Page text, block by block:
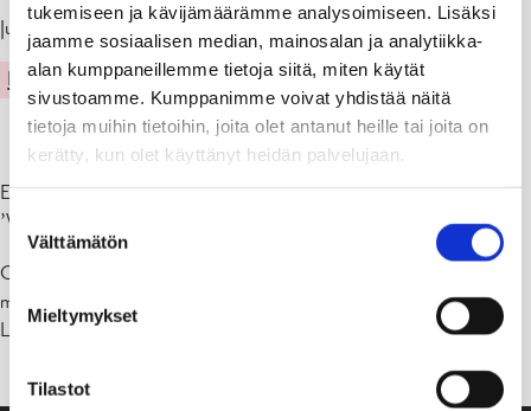
tukemiseen ja kävijämäärämme analysoimiseen. Lisäksi
jaamme sosiaalisen median, mainosalan ja analytiikka-
alan kumppaneillemme tietoja siitä, miten käytät
sivustoamme. Kumppanimme voivat yhdistää näitä
tietoja muihin tietoihin, joita olet antanut heille tai joita on
kerätty, kun olet käyttänyt heidän palvelujaan.
Suostumuksen
valinta
Välttämätön
Mieltymykset
Tilastot
Julkaistu: 20.07.23
KULTTUURI
EMC Salminen
’Värit soivat meissä sisäisesti’
Galleria Promenade (Laaksokatu 4, kulttuuritalo Fokus ) on avoinna
ma, ti & to 11-19, ke & pe 9-17, la 10-14, su suljettu
Lämpimästi tervetuloa!